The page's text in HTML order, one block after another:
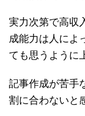
実力次第で高収
成能力は人によ
ても思うように
記事作成が苦手
割に合わないと